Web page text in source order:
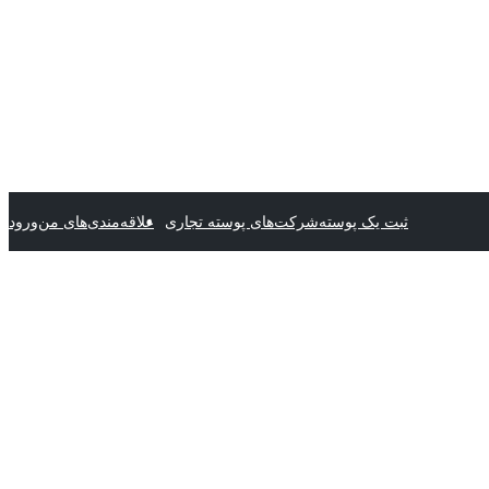
ثبت یک پوستهشرکت‌های پوسته تجاری علاقه‌مندی‌های منورود